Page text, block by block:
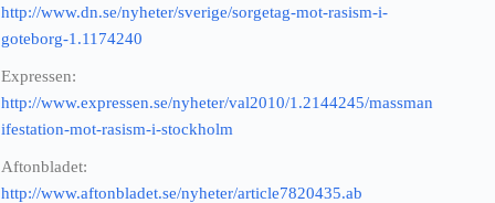
http://www.dn.se/nyheter/sverige/sorgetag-mot-rasism-i-
goteborg-1.1174240
Expressen:
http://www.expressen.se/nyheter/val2010/1.2144245/massman
ifestation-mot-rasism-i-stockholm
Aftonbladet:
http://www.aftonbladet.se/nyheter/article7820435.ab